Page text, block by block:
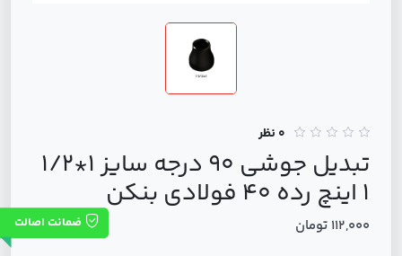
0 نظر
تبدیل جوشی 90 درجه سایز 1*1/2
1 اینچ رده 40 فولادی بنکن
112,000 تومان ضمانت اصالت